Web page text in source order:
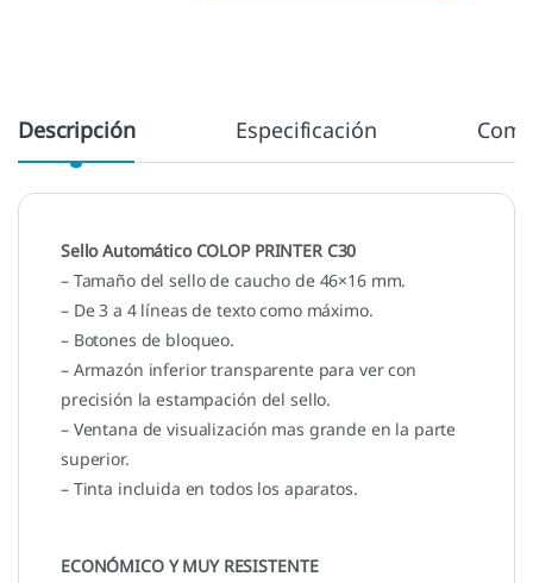
Descripción Especificación
Sello Automático COLOP PRINTER C30
– Tamaño del sello de caucho de 46×16 mm.
– De 3 a 4 líneas de texto como máximo.
– Botones de bloqueo.
– Armazón inferior transparente para ver con
precisión la estampación del sello.
– Ventana de visualización mas grande en la parte
superior.
– Tinta incluida en todos los aparatos.
ECONÓMICO Y MUY RESISTENTE